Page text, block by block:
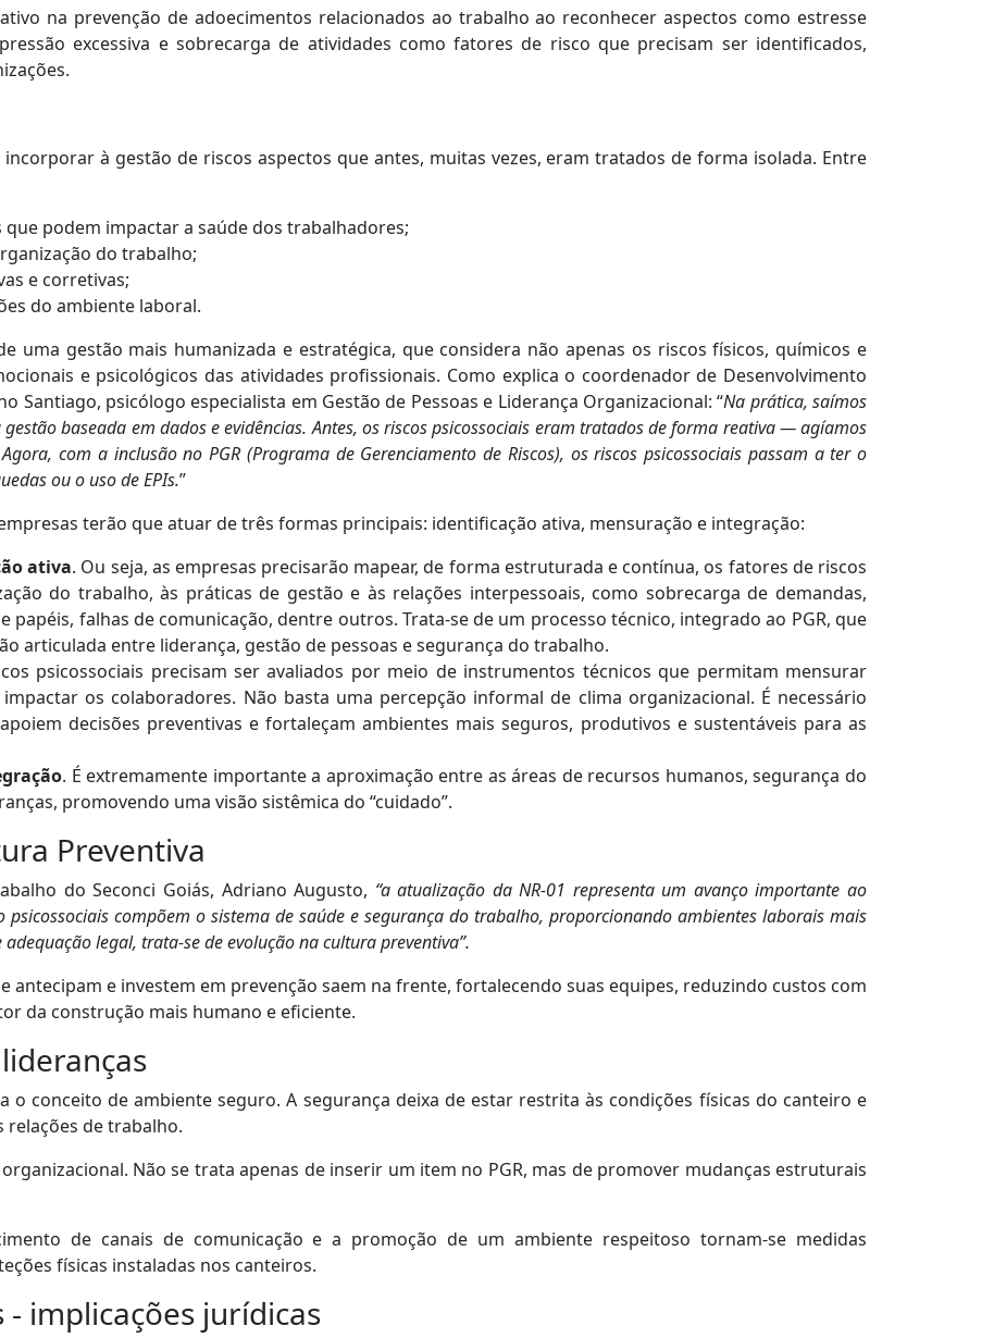
na prevenção de adoecimentos relacionados ao trabalho ao reconhecer aspectos como estresse
excessiva e sobrecarga de atividades como fatores de risco que precisam ser identificados,
incorporar à gestão de riscos aspectos que antes, muitas vezes, eram tratados de forma isolada. Entre
podem impactar a saúde dos trabalhadores;
do trabalho;
e corretivas;
do ambiente laboral.
uma gestão mais humanizada e estratégica, que considera não apenas os riscos físicos, químicos e
e psicológicos das atividades profissionais. Como explica o coordenador de Desenvolvimento
Santiago, psicólogo especialista em Gestão de Pessoas e Liderança Organizacional: “Na prática, saímos
baseada em dados e evidências. Antes, os riscos psicossociais eram tratados de forma reativa — agíamos
com a inclusão no PGR (Programa de Gerenciamento de Riscos), os riscos psicossociais passam a ter o
ou o uso de EPIs.”
terão que atuar de três formas principais: identificação ativa, mensuração e integração:
ativa. Ou seja, as empresas precisarão mapear, de forma estruturada e contínua, os fatores de riscos
do trabalho, às práticas de gestão e às relações interpessoais, como sobrecarga de demandas,
papéis, falhas de comunicação, dentre outros. Trata-se de um processo técnico, integrado ao PGR, que
articulada entre liderança, gestão de pessoas e segurança do trabalho.
psicossociais precisam ser avaliados por meio de instrumentos técnicos que permitam mensurar
os colaboradores. Não basta uma percepção informal de clima organizacional. É necessário
decisões preventivas e fortaleçam ambientes mais seguros, produtivos e sustentáveis para as
. É extremamente importante a aproximação entre as áreas de recursos humanos, segurança do
promovendo uma visão sistêmica do “cuidado”.
Preventiva
do Seconci Goiás, Adriano Augusto, “a atualização da NR-01 representa um avanço importante ao
compõem o sistema de saúde e segurança do trabalho, proporcionando ambientes laborais mais
legal, trata-se de evolução na cultura preventiva”.
antecipam e investem em prevenção saem na frente, fortalecendo suas equipes, reduzindo custos com
da construção mais humano e eficiente.
o conceito de ambiente seguro. A segurança deixa de estar restrita às condições físicas do canteiro e
relações de trabalho.
Não se trata apenas de inserir um item no PGR, mas de promover mudanças estruturais
de canais de comunicação e a promoção de um ambiente respeitoso tornam-se medidas
físicas instaladas nos canteiros.
- implicações jurídicas